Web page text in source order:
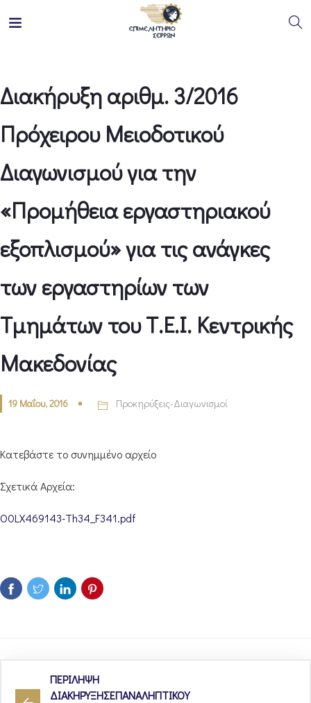
Διακήρυξη αριθμ. 3/2016
Πρόχειρου Μειοδοτικού
Διαγωνισμού για την
«Προμήθεια εργαστηριακού
εξοπλισμού» για τις ανάγκες
των εργαστηρίων των
Τμημάτων του Τ.Ε.Ι. Κεντρικής
Μακεδονίας
19 Μαΐου, 2016 Προκηρύξεις-Διαγωνισμοί
Κατεβάστε το συνημμένο αρχείο
Σχετικά Αρχεία:
O0LX469143-Th34_F341.pdf
ΠΕΡΙΛΗΨΗ
ΔΙΑΚΗΡΥΞΗΣΕΠΑΝΑΛΗΠΤΙΚΟΥ